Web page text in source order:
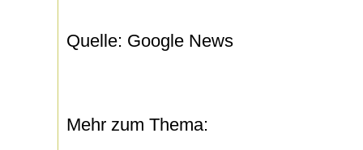
Quelle: Google News
Mehr zum Thema: